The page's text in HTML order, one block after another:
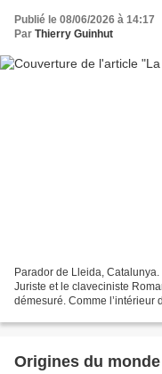
Publié le 08/06/2026 à 14:17
Par Thierry Guinhut
Parador de Lleida,
Juriste et le claveciniste
démesuré. Comme l’intérieur
Origines du monde